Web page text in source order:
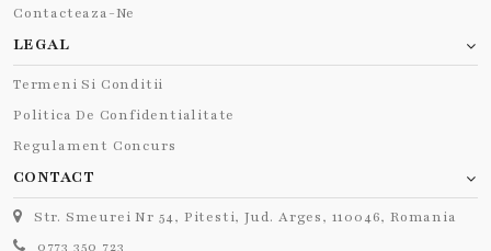
Contacteaza-Ne
LEGAL
Termeni Si Conditii
Politica De Confidentialitate
Regulament Concurs
CONTACT
Str. Smeurei Nr 54, Pitesti, Jud. Arges, 110046, Romania
0773 350 723